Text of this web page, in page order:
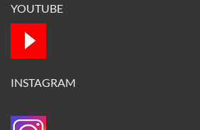
YOUTUBE
INSTAGRAM